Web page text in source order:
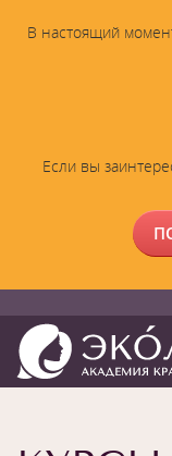
В настоящий
Если вы